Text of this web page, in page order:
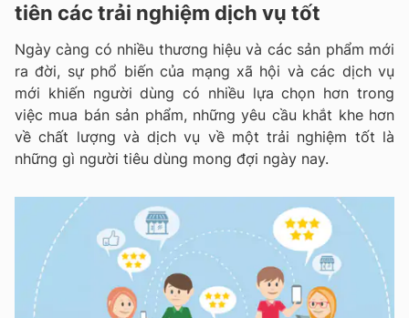
tiên các trải nghiệm dịch vụ tốt
Ngày càng có nhiều thương hiệu và các sản phẩm mới
ra đời, sự phổ biến của mạng xã hội và các dịch vụ
mới khiến người dùng có nhiều lựa chọn hơn trong
việc mua bán sản phẩm, những yêu cầu khắt khe hơn
về chất lượng và dịch vụ về một trải nghiệm tốt là
những gì người tiêu dùng mong đợi ngày nay.